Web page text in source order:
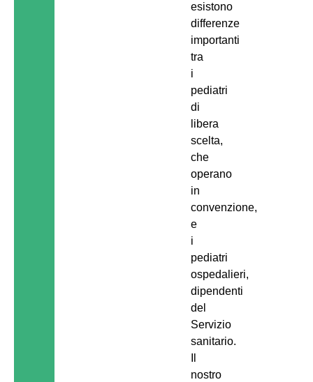
esistono
differenze
importanti
tra
i
pediatri
di
libera
scelta,
che
operano
in
convenzione,
e
i
pediatri
ospedalieri,
dipendenti
del
Servizio
sanitario.
nostro